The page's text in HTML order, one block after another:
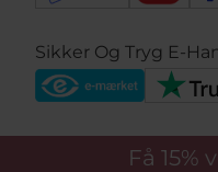
Sikker Og Tryg E-
Få 15%